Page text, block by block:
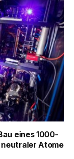
eines 1000-
Atome